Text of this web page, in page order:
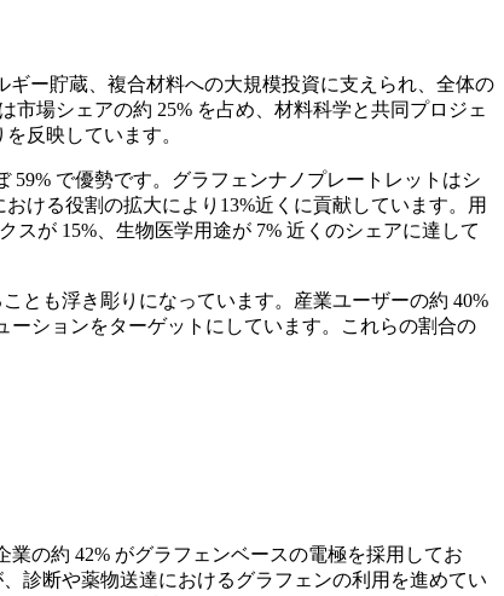
ー貯蔵、複合材料への大規模投資に支えられ、全体の
場シェアの約 25% を占め、材料科学と共同プロジェ
反映しています。
で優勢です。グラフェンナノプレートレットはシ
ける役割の拡大により13%近くに貢献しています。用
が 15%、生物医学用途が 7% 近くのシェアに達して
とも浮き彫りになっています。産業ユーザーの約 40%
ションをターゲットにしています。これらの割合の
の約 42% がグラフェンベースの電極を採用してお
診断や薬物送達におけるグラフェンの利用を進めてい